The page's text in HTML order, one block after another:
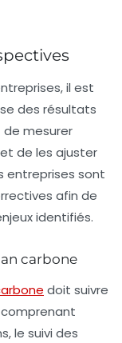
il est
des résultats
de mesurer
de les ajuster
entreprises sont
afin de
identifiés.
carbone
doit suivre
le suivi des